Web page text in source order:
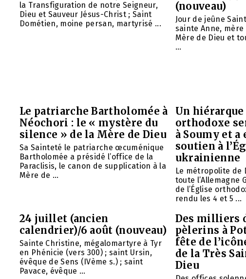
la Transfiguration de notre Seigneur,
Dieu et Sauveur Jésus-Christ ; Saint
Dométien, moine persan, martyrisé ...
(nouveau)
Jour de jeûne
sainte Anne,
Mère de Dieu et
...
Le patriarche Bartholomée à
Néochori : le « mystère du
silence » de la Mère de Dieu
Sa Sainteté le patriarche œcuménique
Bartholomée a présidé l’office de la
Paraclisis, le canon de supplication à la
Mère de ...
Un hiérarque
orthodoxe
à Soumy et
soutien à
ukrainienne
Le métropolite de
toute l’Allemagne
de l’Église
rendu les 4 et 5 ...
24 juillet (ancien
calendrier)/6 août (nouveau)
Sainte Christine, mégalomartyre à Tyr
en Phénicie (vers 300) ; saint Ursin,
évêque de Sens (IVème s.) ; saint
Pavace, évêque ...
Des milliers
pèlerins à
fête de
de la Très
Dieu